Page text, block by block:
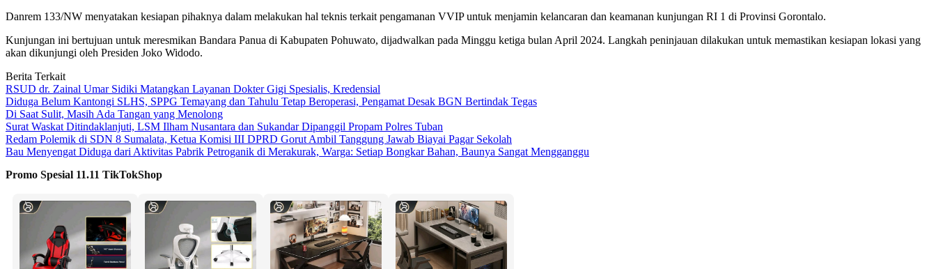
Danrem 133/NW menyatakan kesiapan pihaknya dalam melakukan hal teknis terkait pengamanan VVIP untuk menjamin kelancaran dan keamanan kunjungan RI 1 di Provinsi Gorontalo.
Kunjungan ini bertujuan untuk meresmikan Bandara Panua di Kabupaten Pohuwato, dijadwalkan pada Minggu ketiga bulan April 2024. Langkah peninjauan dilakukan untuk memastikan kesiapan lokasi yang
akan dikunjungi oleh Presiden Joko Widodo.
Berita Terkait
RSUD dr. Zainal Umar Sidiki Matangkan Layanan Dokter Gigi Spesialis, Kredensial
Diduga Belum Kantongi SLHS, SPPG Temayang dan Tahulu Tetap Beroperasi, Pengamat Desak BGN Bertindak Tegas
Di Saat Sulit, Masih Ada Tangan yang Menolong
Surat Waskat Ditindaklanjuti, LSM Ilham Nusantara dan Sukandar Dipanggil Propam Polres Tuban
Redam Polemik di SDN 8 Sumalata, Ketua Komisi III DPRD Gorut Ambil Tanggung Jawab Biayai Pagar Sekolah
Bau Menyengat Diduga dari Aktivitas Pabrik Petroganik di Merakurak, Warga: Setiap Bongkar Bahan, Baunya Sangat Mengganggu
Promo Spesial 11.11 TikTokShop